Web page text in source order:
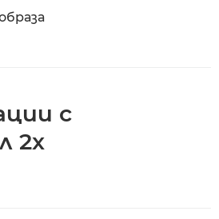
с
2x